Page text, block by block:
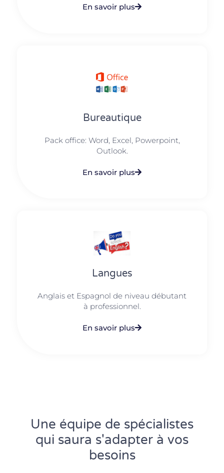
En savoir plus
Bureautique
Pack office: Word, Excel, Powerpoint,
Outlook.​
En savoir plus
Langues
Anglais et Espagnol de niveau débutant
à professionnel.
En savoir plus
Une équipe de spécialistes
qui saura s'adapter à vos
besoins